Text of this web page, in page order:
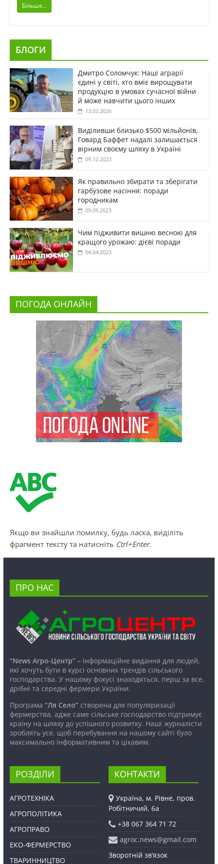
Більше...
БЛОГИ
Дмитро Соломчук: Наші аграрії
єдині у світі, хто вміє вирощувати
продукцію в умовах сучасної війни
й може навчити цього інших
13.02.2026
Виділивши близько $500 мільйонів,
Говард Баффет надалі залишається
вірним своєму шляху в Україні
09.12.2023
Як правильно збирати та зберігати
гарбузове насіння: поради
городникам
09.09.2023
Чим підживити вишню весною для
кращого урожаю: дієві поради
04.04.2023
ПОГОДА ОНЛАЙН
Якщо ви знайшли помилку, будь ласка, виділіть
фрагмент тексту та натисніть Ctrl+Enter.
ПРО НАС
“News Агро-Центр”– інформаційне видання для людей,
які хочуть бути в курсі основних трендів сільського
господарства. У нашому фокусі знаходяться, перш за все,
дрібні та середні фермери України.
Програма “Ля Село”створена для популяризації
фермерства, адже саме сільське господарство підтримує
країну на шляху до успішного розвитку. Наші журналісти
зроблять усе, щоб перебування на нашому сайті було
максимально інформативним та цікавим.
РОЗДІЛИ
АГРОТЕХНІКА
АГРОПОЛІТИКА
АГРОПРАВО
ЕКО-ФЕРМЕРСТВО
ТВАРИННИЦТВО
КОНТАКТИ
Україна, м. Рівне, пров.
Робітничий, 6а
+38 067 364 71 72
agroc.news@gmail.com
Зворотній зв’язок